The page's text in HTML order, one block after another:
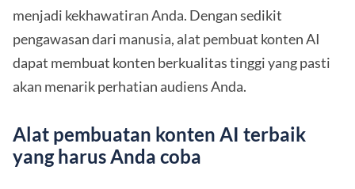
menjadi kekhawatiran Anda. Dengan sedikit
pengawasan dari manusia, alat pembuat konten AI
dapat membuat konten berkualitas tinggi yang pasti
akan menarik perhatian audiens Anda.
Alat pembuatan konten AI terbaik
yang harus Anda coba